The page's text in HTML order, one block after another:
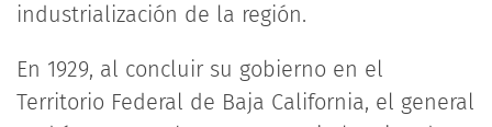
industrialización de la región.
En 1929, al concluir su gobierno en el
Territorio Federal de Baja California, el general